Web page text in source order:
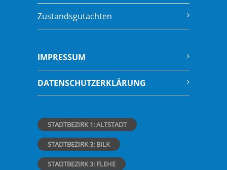
Zustandsgutachten
IMPRESSUM
DATENSCHUTZERKLÄRUNG
STADTBEZIRK 1: ALTSTADT
STADTBEZIRK 3: BILK
STADTBEZIRK 3: FLEHE